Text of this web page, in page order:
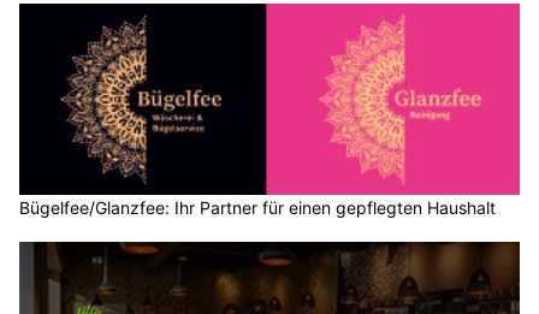
Bügelfee/Glanzfee: Ihr Partner für einen gepflegten Haushalt